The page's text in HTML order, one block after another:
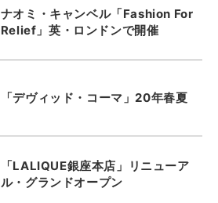
ナオミ・キャンベル「Fashion For
Relief」英・ロンドンで開催
「デヴィッド・コーマ」20年春夏
「LALIQUE銀座本店」リニューア
ル・グランドオープン